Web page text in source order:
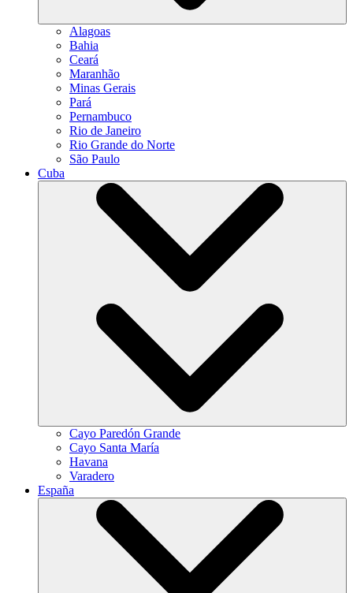
Alagoas
Bahia
Ceará
Maranhão
Minas Gerais
Pará
Pernambuco
Rio de Janeiro
Rio Grande do Norte
São Paulo
Cuba
Cayo Paredón Grande
Cayo Santa María
Havana
Varadero
España